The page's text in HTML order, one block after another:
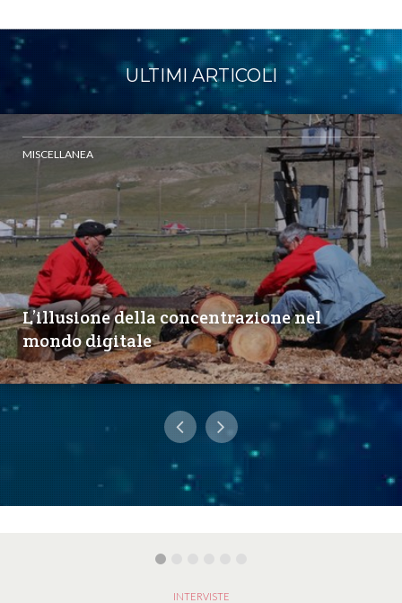
ULTIMI ARTICOLI
MISCELLANEA
L’illusione della concentrazione nel
mondo digitale
INTERVISTE